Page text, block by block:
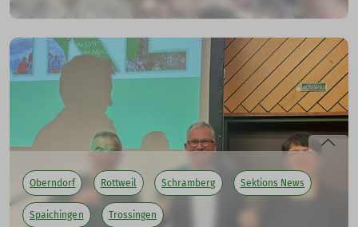
05.08.2022
Klettern was das Zeug hält am Sustenpass
mehr erfahren
Oberndorf Rottweil Schramberg Sektions News
Spaichingen Trossingen